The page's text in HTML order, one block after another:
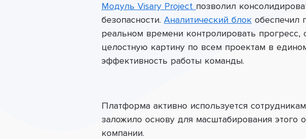
Модуль Visary Project позволил
безопасности. Аналитический блок обеспечил
реальном времени контролировать прогресс,
целостную картину по всем проектам в
эффективность работы команды.
Платформа активно используется
заложило основу для масштабирования
компании.